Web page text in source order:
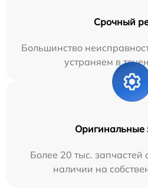
Срочный
Большинство
устраняем в
Оригинальные
Более 20 тыс. запчастей
наличии на